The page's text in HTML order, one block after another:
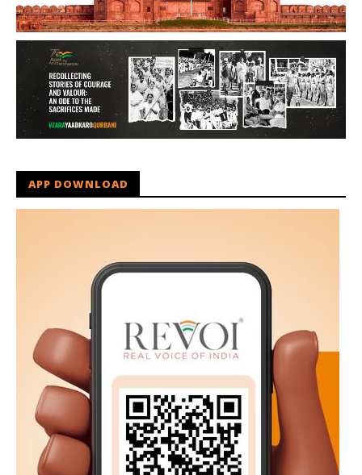
APP DOWNLOAD